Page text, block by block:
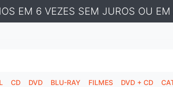
EM 6 VEZES SEM JUROS OU EM
CD DVD BLU-RAY FILMES DVD + CD